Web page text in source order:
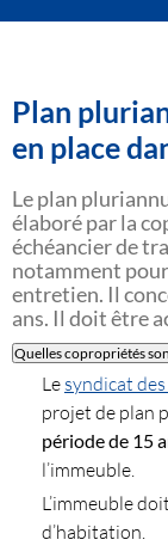
Plan
en place
Le plan
élaboré par la
échéancier de
notamment
entretien. Il
ans. Il doit être
Quelles copropriétés
Le syndicat
projet de plan
période de 15
l’immeuble.
L’immeuble
d’habitation.